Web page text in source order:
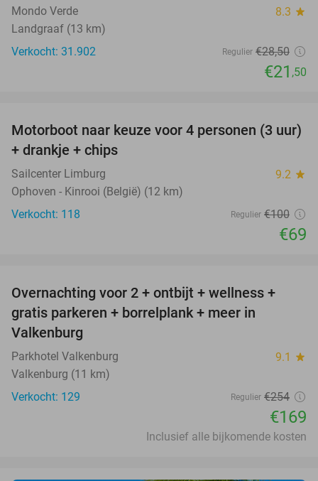
Mondo Verde 8.3 star
Landgraaf (13 km)
Verkocht: 31.902
Regulier €28,50
€21 ,50
31%
Motorboot naar keuze voor 4 personen (3 uur)
+ drankje + chips
Sailcenter Limburg 9.2 star
Ophoven - Kinrooi (België) (12 km)
Verkocht: 118
Regulier €100
€69
33%
Overnachting voor 2 + ontbijt + wellness +
gratis parkeren + borrelplank + meer in
Valkenburg
Parkhotel Valkenburg 9.1 star
Valkenburg (11 km)
Verkocht: 129
Regulier €254
€169
Inclusief alle bijkomende kosten